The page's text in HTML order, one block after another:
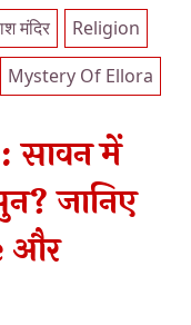
मंदिर
Religion
Mystery Of Ellora
सावन में
जानिए
और